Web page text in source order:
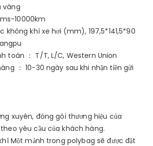
vàng
10000km
không khí xe hơi (mm), 197,5*141,5*90
toán ： T/T, L/C, Western Union
： 10-30 ngày sau khi nhận tiền gửi
xuyên, đóng gói thương hiệu của
yêu cầu của khách hàng.
Một mảnh trong polybag sẽ được đặt